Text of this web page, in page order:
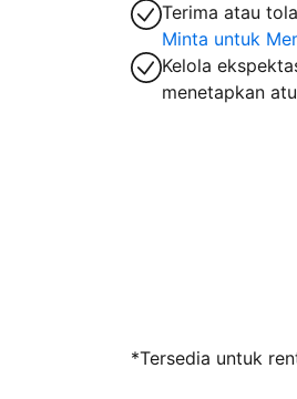
Terima atau
Minta untuk
Kelola
menetapkan
Jadi tuan rumah
*Tersedia untuk